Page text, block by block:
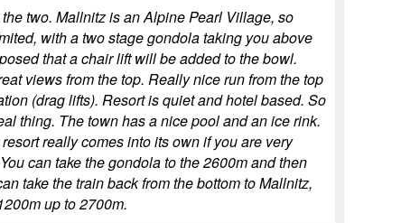
two. Mallnitz is an Alpine Pearl Village, so
with a two stage gondola taking you above
that a chair lift will be added to the bowl.
views from the top. Really nice run from the top
(drag lifts). Resort is quiet and hotel based. So
thing. The town has a nice pool and an ice rink.
really comes into its own if you are very
can take the gondola to the 2600m and then
take the train back from the bottom to Mallnitz,
up to 2700m.